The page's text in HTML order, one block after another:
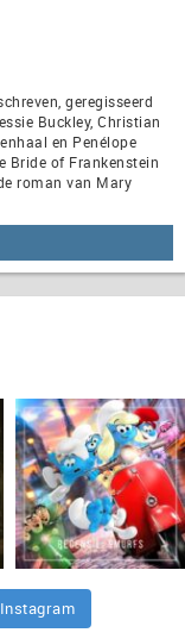
geregisseerd
Buckley, Christian
en Penélope
Bride of Frankenstein
roman van Mary